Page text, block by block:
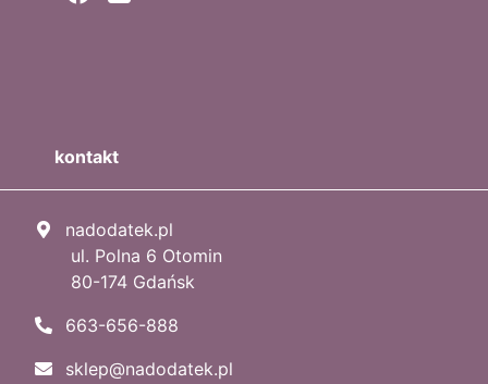
kontakt
nadodatek.pl
ul. Polna 6 Otomin
80-174 Gdańsk
663-656-888
sklep@nadodatek.pl